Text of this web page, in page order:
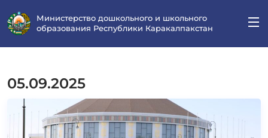
Министерство дошкольного и школьного
образования Республики Каракалпакстан
05.09.2025